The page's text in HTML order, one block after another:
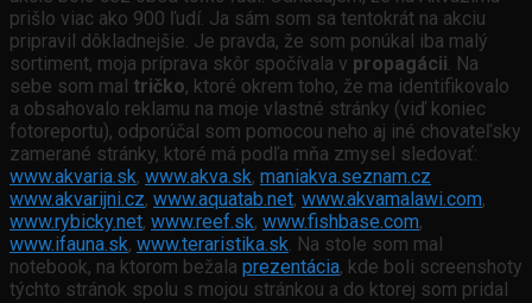
prišlo viac ako 900 ľudí. Ja sám som sa tentokrát na akciu
pripravil dôkladnejšie. Je pravda, že som ponúkal iba malý
sortiment, moja príprava skôr spočívala v propagácii. Na
sebe som mal tričko, ktoré okrem toho, že ma identifikovalo
a obsahovalo reklamu na moje vlastné stránky (viď koniec
fotoreportu), odporúčal som pomocou neho aj iné chovateľsky
zamerané stránky, ktoré má podľa mňa zmysel sledovať:
www.akvaria.sk, www.akva.sk, maniakva.seznam.cz
www.akvarijni.cz, www.aquatab.net, www.akvamalawi.com,
www.rybicky.net, www.reef.sk, www.fishbase.com,
www.ifauna.sk, www.teraristika.sk. Na stole som mal
notebook, na ktorom bežala prezentácia, kde boli screenshoty
týchto stránok spolu s mojou stránkou a do ktorej som pridal